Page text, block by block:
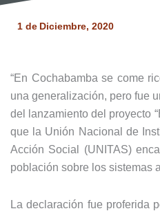
1 de Diciembre, 2020
“En Cochabamba se come
una generalización, pero fue
del lanzamiento del proyecto
que la Unión Nacional de
Acción Social (UNITAS)
población sobre los sistemas
La declaración fue proferida